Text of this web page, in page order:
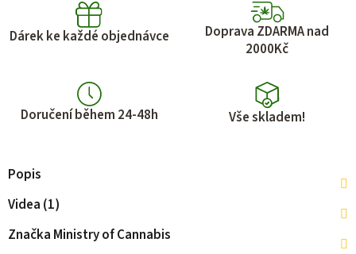
Dárek ke každé objednávce
Doprava ZDARMA nad
2000Kč
Doručení během 24-48h Vše skladem!
Popis
Videa (1)
Značka Ministry of Cannabis